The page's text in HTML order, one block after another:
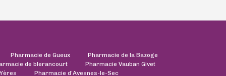
Pharmacie de Gueux
Pharmacie de la Bazoge
de blerancourt
Pharmacie Vauban Givet
Pharmacie d’Avesnes-le-Sec